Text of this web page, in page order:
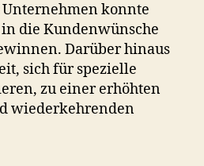
konnte
die Kundenwünsche
Darüber hinaus
sich für spezielle
zu einer erhöhten
wiederkehrenden